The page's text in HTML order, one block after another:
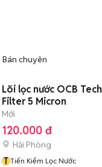
Bán chuyên
Lõi lọc nước OCB
Filter 5 Micron
Mới
120.000 đ
Hải Phòng
T Tiến Kiểm Lọc Nước